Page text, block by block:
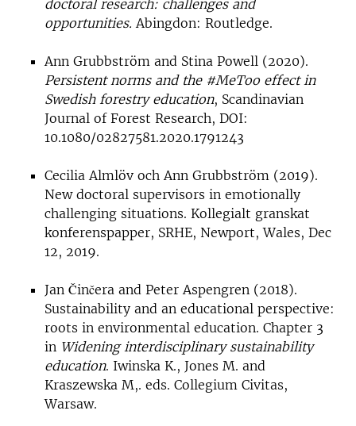
doctoral research: challenges and
opportunities. Abingdon: Routledge.
Ann Grubbström and Stina Powell (2020).
Persistent norms and the #MeToo effect in
Swedish forestry education, Scandinavian
Journal of Forest Research, DOI:
10.1080/02827581.2020.1791243
Cecilia Almlöv och Ann Grubbström (2019).
New doctoral supervisors in emotionally
challenging situations. Kollegialt granskat
konferenspapper, SRHE, Newport, Wales, Dec
12, 2019.
Jan Činčera and Peter Aspengren (2018).
Sustainability and an educational perspective:
roots in environmental education. Chapter 3
in Widening interdisciplinary sustainability
education. Iwinska K., Jones M. and
Kraszewska M,. eds. Collegium Civitas,
Warsaw.